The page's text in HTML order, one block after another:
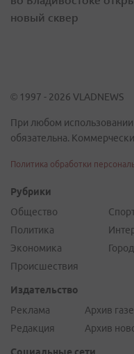
новый сквер
© 1997 - 2026 VLADNEWS
При любом
обязательна.
Политика обработки
Рубрики
Общество
Политика
Экономика
Происшествия
Издательство
Реклама
Редакция
Архив
Архив